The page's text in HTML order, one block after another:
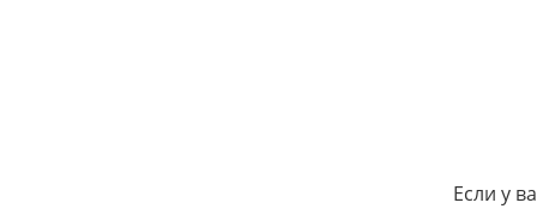
Если у